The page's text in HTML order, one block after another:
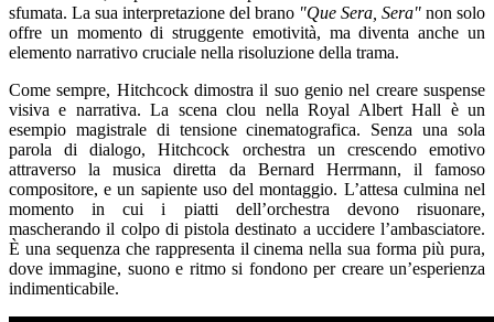
sfumata. La sua interpretazione del brano "Que Sera, Sera" non solo
offre un momento di struggente emotività, ma diventa anche un
elemento narrativo cruciale nella risoluzione della trama.
Come sempre, Hitchcock dimostra il suo genio nel creare suspense
visiva e narrativa. La scena clou nella Royal Albert Hall è un
esempio magistrale di tensione cinematografica. Senza una sola
parola di dialogo, Hitchcock orchestra un crescendo emotivo
attraverso la musica diretta da Bernard Herrmann, il famoso
compositore, e un sapiente uso del montaggio. L’attesa culmina nel
momento in cui i piatti dell’orchestra devono risuonare,
mascherando il colpo di pistola destinato a uccidere l’ambasciatore.
È una sequenza che rappresenta il cinema nella sua forma più pura,
dove immagine, suono e ritmo si fondono per creare un’esperienza
indimenticabile.